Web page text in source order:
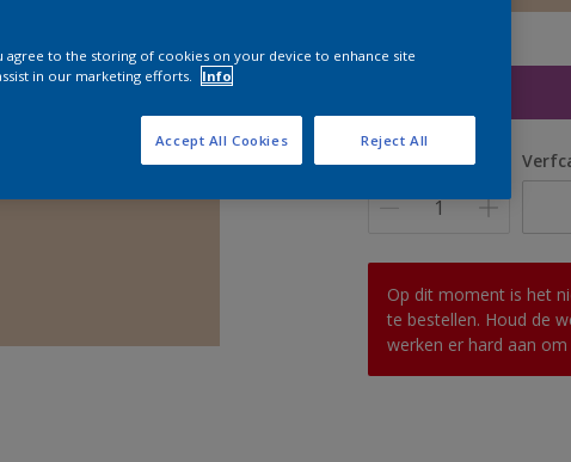
Grootte
Aantal
Op dit moment is het
te bestellen. Houd de
werken er hard aan
agree to the storing of cookies on your device to enhance site
in our marketing efforts.
Info
Reject All
Accept All Cookies